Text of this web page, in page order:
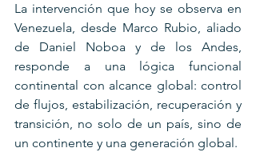
La intervención que hoy se observa en
Venezuela, desde Marco Rubio, aliado
de Daniel Noboa y de los Andes,
responde a una lógica funcional
continental con alcance global: control
de flujos, estabilización, recuperación y
transición, no solo de un país, sino de
un continente y una generación global.